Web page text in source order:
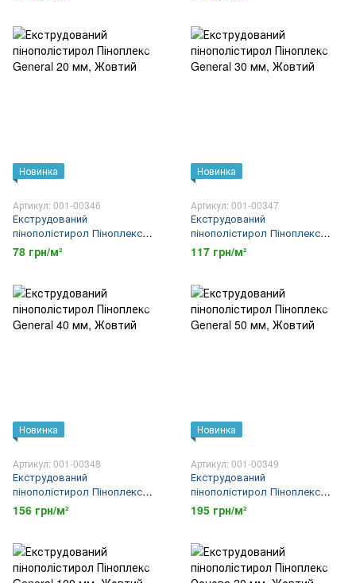
Новинка
Артикул: 001-00346
Екструдований
пінополістирол Піноплекс
General 20 мм
78 грн/м²
Новинка
Артикул: 001-00347
Екструдований
пінополістирол Піноплекс
General 30 мм
117 грн/м²
Новинка
Артикул: 001-00348
Екструдований
пінополістирол Піноплекс
General 40 мм
156 грн/м²
Новинка
Артикул: 001-00349
Екструдований
пінополістирол Піноплекс
General 50 мм
195 грн/м²